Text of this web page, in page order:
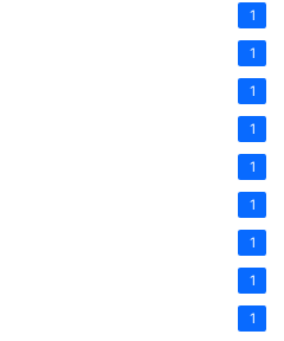
1
1
1
1
1
1
1
1
1